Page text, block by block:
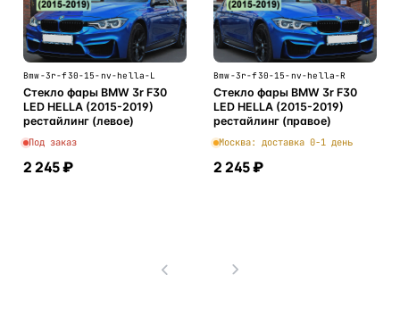
Bmw-3r-f30-15-nv-hella-L
Стекло фары BMW 3r F30
LED HELLA (2015-2019)
рестайлинг (левое)
Под заказ
2 245 ₽
Bmw-3r-f30-15-nv-hella-R
Стекло фары BMW 3r F30
LED HELLA (2015-2019)
рестайлинг (правое)
Москва: доставка 0-1 день
2 245 ₽